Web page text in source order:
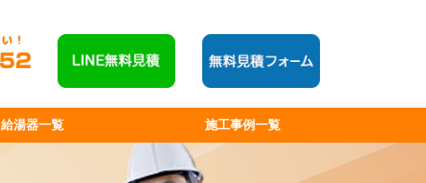
給湯器一覧 施工事例一覧